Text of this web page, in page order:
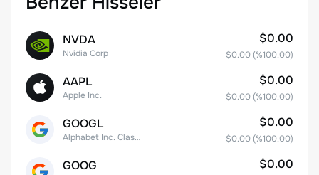
NVDA
Nvidia Corp
$0.00
$0.00 (%100.00)
AAPL
Apple Inc.
$0.00
$0.00 (%100.00)
GOOGL
Alphabet Inc. Class A Common Stock
$0.00
$0.00 (%100.00)
GOOG $0.00